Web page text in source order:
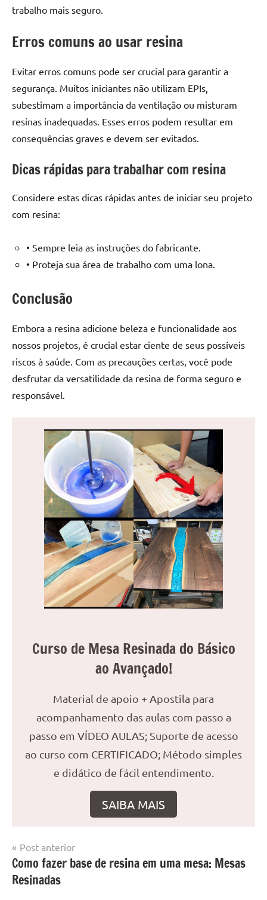
trabalho mais seguro.
Erros comuns ao usar resina
Evitar erros comuns pode ser crucial para garantir a
segurança. Muitos iniciantes não utilizam EPIs,
subestimam a importância da ventilação ou misturam
resinas inadequadas. Esses erros podem resultar em
consequências graves e devem ser evitados.
Dicas rápidas para trabalhar com resina
Considere estas dicas rápidas antes de iniciar seu projeto
com resina:
• Sempre leia as instruções do fabricante.
• Proteja sua área de trabalho com uma lona.
Conclusão
Embora a resina adicione beleza e funcionalidade aos
nossos projetos, é crucial estar ciente de seus possíveis
riscos à saúde. Com as precauções certas, você pode
desfrutar da versatilidade da resina de forma seguro e
responsável.
Curso de Mesa Resinada do Básico
ao Avançado!
Material de apoio + Apostila para
acompanhamento das aulas com passo a
passo em VÍDEO AULAS; Suporte de acesso
ao curso com CERTIFICADO; Método simples
e didático de fácil entendimento.
SAIBA MAIS
Marcado
com
mesa
Mesa
resinada
Navegação
de
Post
Post anterior
Como fazer base de resina em uma mesa: Mesas
Resinadas